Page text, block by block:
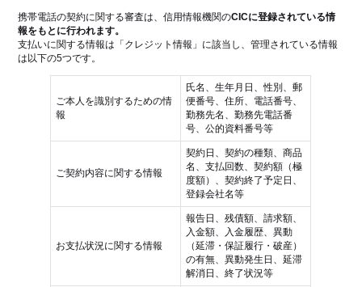
携帯電話の契約に関する審査は、信用情報機関のCICに登録されている情
報をもとに行われます。
支払いに関する情報は「クレジット情報」に該当し、管理されている情報
は以下の5つです。
ご本人を識別するための情
報
氏名、生年月日、性別、郵
便番号、住所、電話番号、
勤務先名、勤務先電話番
号、公的資料番号等
ご契約内容に関する情報
契約日、契約の種類、商品
名、支払回数、契約額（極
度額）、契約終了予定日、
登録会社名等
お支払状況に関する情報
報告日、残債額、請求額、
入金額、入金履歴、異動
（延滞・保証履行・破産）
の有無、異動発生日、延滞
解消日、終了状況等